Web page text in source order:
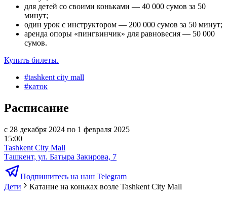
для детей со своими коньками — 40 000 сумов за 50
минут;
один урок с инструктором — 200 000 сумов за 50 минут;
аренда опоры «пингвинчик» для равновесия — 50 000
сумов.
Купить билеты.
#tashkent city mall
#каток
Расписание
с 28 декабря 2024 по 1 февраля 2025
15:00
Tashkent City Mall
Ташкент, ул. Батыра Закирова, 7
Подпишитесь на наш Telegram
Дети
Катание на коньках возле Tashkent City Mall